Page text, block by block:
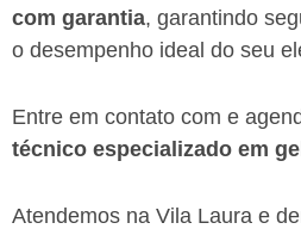
com garantia, garantindo
o desempenho ideal do seu
Entre em contato com e
técnico especializado em
Atendemos na Vila Laura e